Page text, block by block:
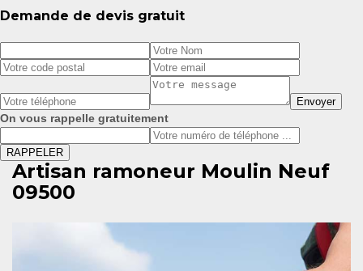
Demande de devis gratuit
On vous rappelle gratuitement
Artisan ramoneur Moulin Neuf
09500